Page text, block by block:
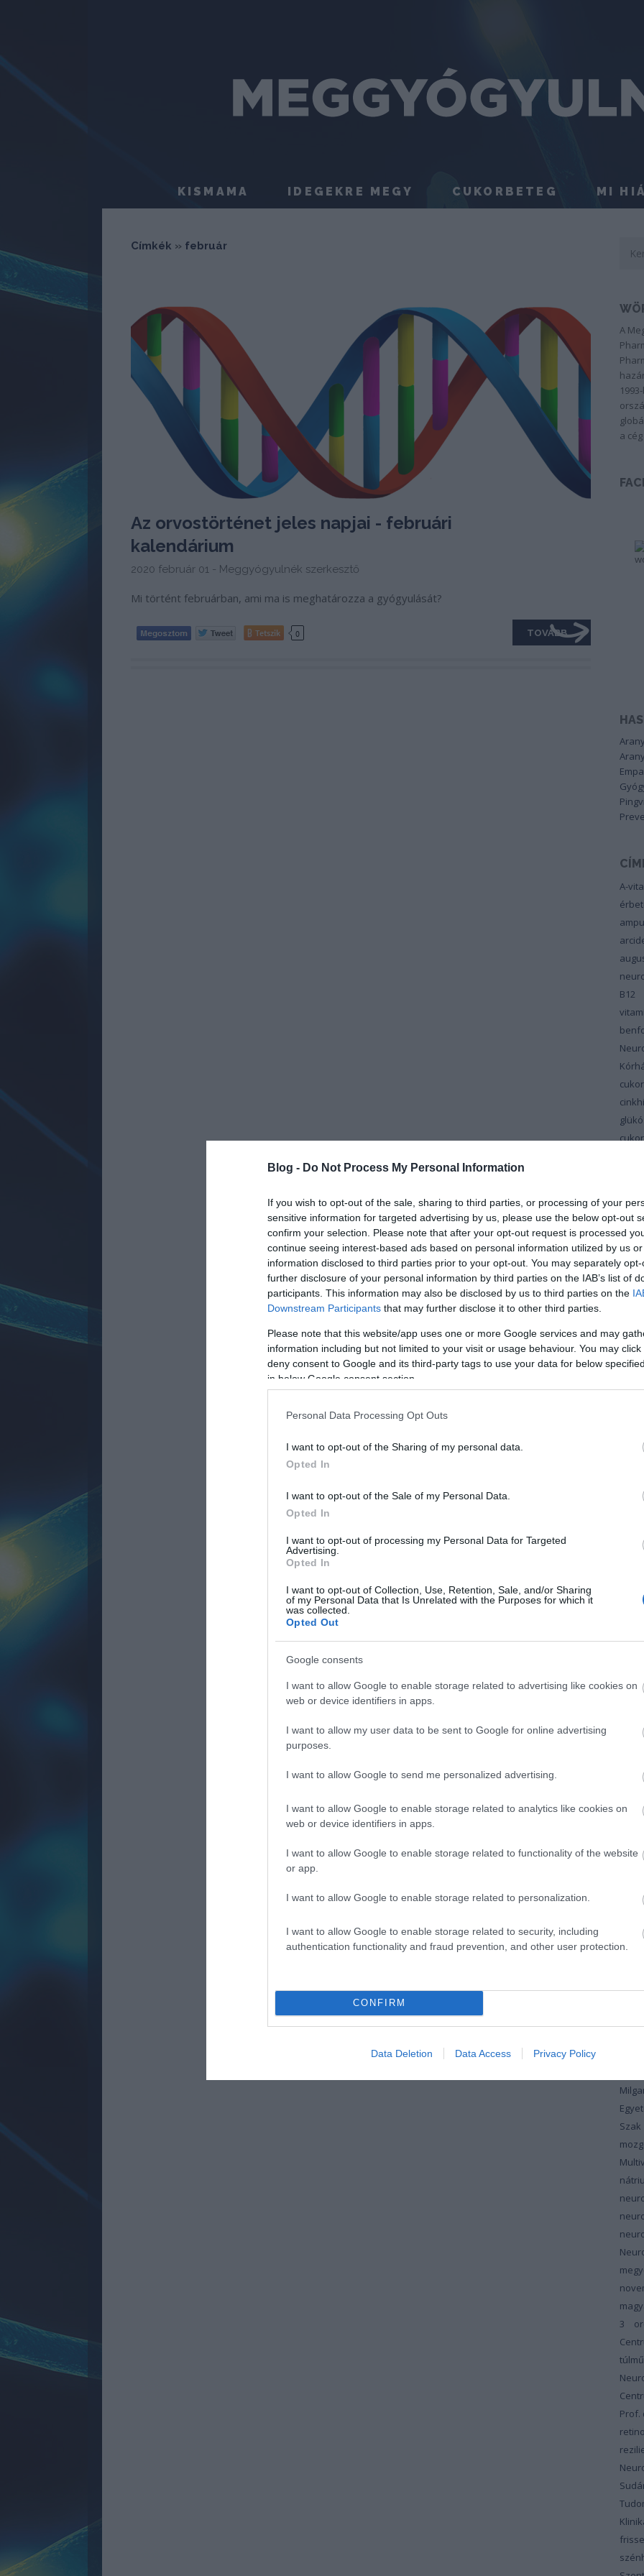
Blog - Do Not Process My Personal Information
If you wish to opt-out of the sale, sharing to third parties, or processing of your
sensitive information for targeted advertising by us, please use the below opt-out
confirm your selection. Please note that after your opt-out request is processed
continue seeing interest-based ads based on personal information utilized by us
information disclosed to third parties prior to your opt-out. You may separately
further disclosure of your personal information by third parties on the IAB’s list of
participants. This information may also be disclosed by us to third parties on the
Downstream Participants that may further disclose it to other third parties.
Please note that this website/app uses one or more Google services and may
information including but not limited to your visit or usage behaviour. You may
deny consent to Google and its third-party tags to use your data for below
in below Google consent section.
Personal Data Processing Opt Outs
I want to opt-out of the Sharing of my personal data.
Opted In
I want to opt-out of the Sale of my Personal Data.
Opted In
I want to opt-out of processing my Personal Data for Targeted
Advertising.
Opted In
I want to opt-out of Collection, Use, Retention, Sale, and/or Sharing
of my Personal Data that Is Unrelated with the Purposes for which it
was collected.
Opted Out
Google consents
I want to allow Google to enable storage related to advertising like cookies on
web or device identifiers in apps.
I want to allow my user data to be sent to Google for online advertising
purposes.
I want to allow Google to send me personalized advertising.
I want to allow Google to enable storage related to analytics like cookies on
web or device identifiers in apps.
I want to allow Google to enable storage related to functionality of the website
or app.
I want to allow Google to enable storage related to personalization.
I want to allow Google to enable storage related to security, including
authentication functionality and fraud prevention, and other user protection.
CONFIRM
Data Deletion Data Access Privacy Policy
KISMAMA IDEGEKRE MEGY CUKORBETEG MI
Címkék » február
Az orvostörténet jeles napjai - februári
kalendárium
2020 február 01 - Meggyógyulnék szerkesztő
Mi történt februárban, ami ma is meghatározza a gyógyulását?
Tetszik 0 TOVÁBB
A
a
A-
B12
diéta
Klára
dr.
Szak
3
Prof.